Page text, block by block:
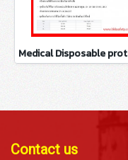
Contact us